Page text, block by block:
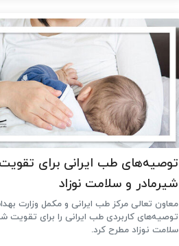
توصیه‌های طب ایرانی برای تقویت
شیرمادر و سلامت نوزاد
معاون تعالی مرکز طب ایرانی و مکمل وزارت
توصیه‌های کاربردی طب ایرانی را برای تقویت
سلامت نوزاد مطرح کرد.